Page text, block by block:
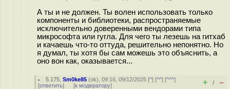
А ты и не должен. Ты волен использовать только
компоненты и библиотеки, распространяемые
исключительно доверенными вендорами типа
микрософта или гугла. Для чего ты лезешь на гитхаб
и качаешь что-то оттуда, решительно непонятно. Но
я думал, ты хотя бы сам можешь это объяснить, а
оно вон как, оказывается...
5.175 ,Sm0ke85 (ok), 09:16, 09/12/2025 [^] [^^] [^^^]
[ответить] [к модератору] + / –